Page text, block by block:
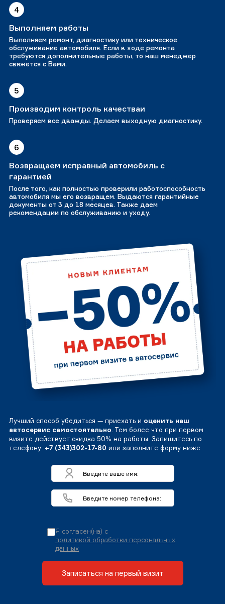
4
Выполняем работы
Выполняем ремонт, диагностику или техническое
обслуживание автомобиля. Если в ходе ремонта
требуются дополнительные работы, то наш менеджер
свяжется с Вами.
5
Производим контроль качестваи
Проверяем все дважды. Делаем выходную диагностику.
6
Возвращаем исправный автомобиль с
гарантией
После того, как полностью проверили работоспособность
автомобиля мы его возвращем. Выдаются гарантийные
документы от 3 до 18 месяцев. Также даем
рекомендации по обслуживанию и уходу.
Лучший способ убедиться — приехать и оценить наш
автосервис самостоятельно. Тем более что при первом
визите действует скидка 50% на работы. Запишитесь по
телефону: +7 (343)302-17-80 или заполните форму ниже
Я согласен(на) с
политикой обработки персональных
данных
Записаться на первый визит